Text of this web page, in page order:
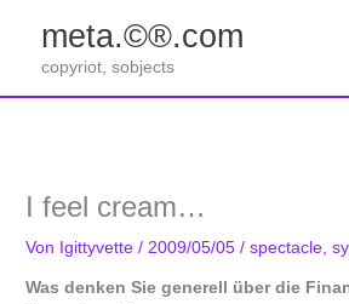
springen
meta.©®.com
copyriot, sobjects
I feel cream…
Von Igittyvette/ 2009/05/05/spectacle ,
Was denken Sie generell über die